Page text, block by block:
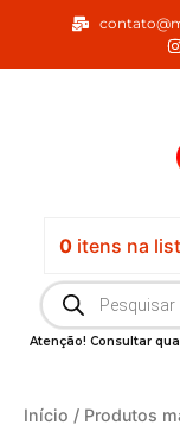
o
0itens na
Pesquisar
produtos
Atenção! Consultar
Início / Produtos